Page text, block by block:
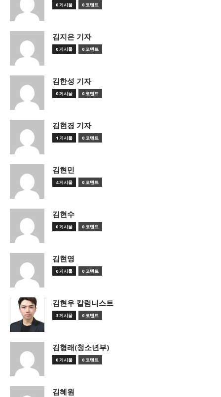
0 게시물 0 코멘트
김지은 기자
0 게시물 0 코멘트
김한성 기자
0 게시물 0 코멘트
김현경 기자
1 게시물 0 코멘트
김현민
4 게시물 0 코멘트
김현수
0 게시물 0 코멘트
김현영
0 게시물 0 코멘트
김현우 칼럼니스트
3 게시물 0 코멘트
김형래(청소년부)
0 게시물 0 코멘트
김혜원